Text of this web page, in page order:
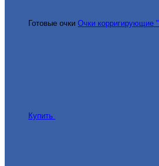
Готовые очки Очки корригирующие
Купить